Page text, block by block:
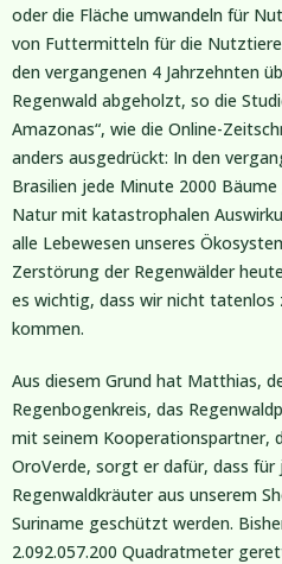
oder die Fläche umwandeln für
von Futtermitteln für die
den vergangenen 4 Jahrzehnten
Regenwald abgeholzt, so die
Amazonas“, wie die Online-
anders ausgedrückt: In den
Brasilien jede Minute 2000
Natur mit katastrophalen
alle Lebewesen unseres
Zerstörung der Regenwälder
es wichtig, dass wir nicht tatenlos
kommen.
Aus diesem Grund hat Matthias,
Regenbogenkreis, das
mit seinem Kooperationspartner,
OroVerde, sorgt er dafür, dass für
Regenwaldkräuter aus unserem
Suriname geschützt werden.
2.092.057.200 Quadratmeter